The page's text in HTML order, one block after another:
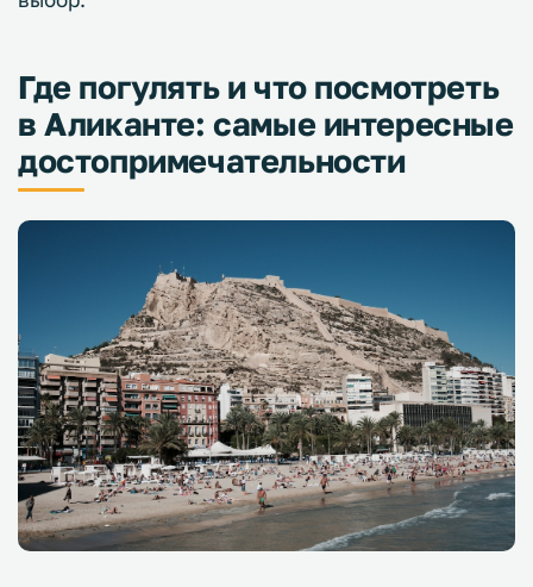
Где погулять и что посмотреть
в Аликанте: самые интересные
достопримечательности